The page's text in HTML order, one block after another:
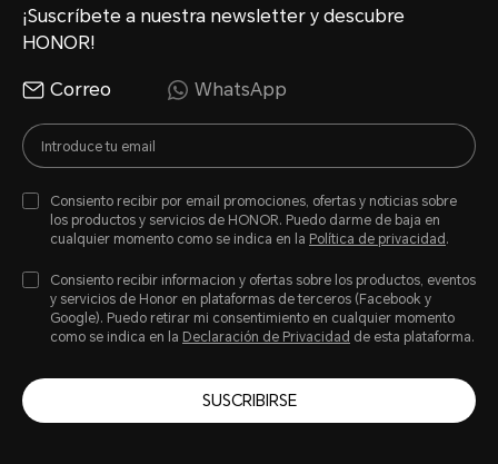
¡Suscríbete a nuestra newsletter y descubre
HONOR!
Correo WhatsApp
Consiento recibir por email promociones, ofertas y noticias sobre
los productos y servicios de HONOR. Puedo darme de baja en
cualquier momento como se indica en la Política de privacidad .
Consiento recibir informacion y ofertas sobre los productos, eventos
y servicios de Honor en plataformas de terceros (Facebook y
Google). Puedo retirar mi consentimiento en cualquier momento
como se indica en la Declaración de Privacidad de esta plataforma.
SUSCRIBIRSE